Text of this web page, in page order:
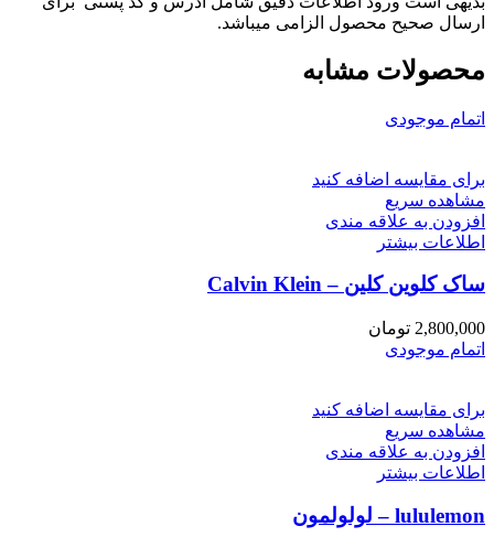
ارسال صحیح محصول الزامی میباشد.
محصولات مشابه
اتمام موجودی
برای مقایسه اضافه کنید
مشاهده سریع
افزودن به علاقه مندی
اطلاعات بیشتر
ساک کلوین کلین – Calvin Klein
2,800,000 تومان
اتمام موجودی
برای مقایسه اضافه کنید
مشاهده سریع
افزودن به علاقه مندی
اطلاعات بیشتر
lululemon – لولولمون